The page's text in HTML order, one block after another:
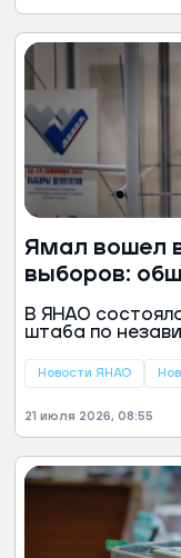
Ямал вошел
выборов:
отметил
В ЯНАО
штаба по
ход
Новости ЯНАО
21 июля 2026, 08:55